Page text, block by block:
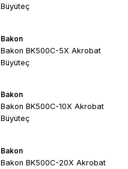
Büyüteç
Bakon
Bakon BK500C-5X Akrobat
Büyüteç
Bakon
Bakon BK500C-10X Akrobat
Büyüteç
Bakon
Bakon BK500C-20X Akrobat